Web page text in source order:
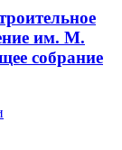
им. М.
собрание